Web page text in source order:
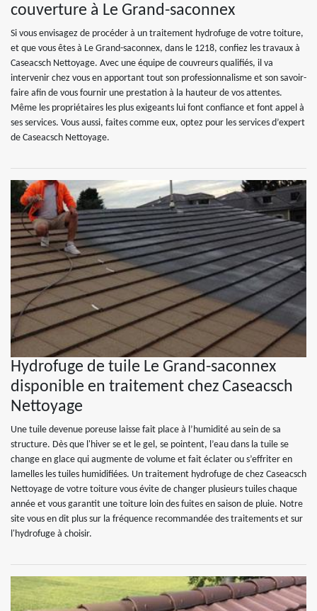
couverture à Le Grand-saconnex
Si vous envisagez de procéder à un traitement hydrofuge de votre toiture,
et que vous êtes à Le Grand-saconnex, dans le 1218, confiez les travaux à
Caseacsch Nettoyage. Avec une équipe de couvreurs qualifiés, il va
intervenir chez vous en apportant tout son professionnalisme et son savoir-
faire afin de vous fournir une prestation à la hauteur de vos attentes.
Même les propriétaires les plus exigeants lui font confiance et font appel à
ses services. Vous aussi, faites comme eux, optez pour les services d’expert
de Caseacsch Nettoyage.
Hydrofuge de tuile Le Grand-saconnex
disponible en traitement chez Caseacsch
Nettoyage
Une tuile devenue poreuse laisse fait place à l’humidité au sein de sa
structure. Dès que l'hiver se et le gel, se pointent, l’eau dans la tuile se
change en glace qui augmente de volume et fait éclater ou s’effriter en
lamelles les tuiles humidifiées. Un traitement hydrofuge de chez Caseacsch
Nettoyage de votre toiture vous évite de changer plusieurs tuiles chaque
année et vous garantit une toiture loin des fuites en saison de pluie. Notre
site vous en dit plus sur la fréquence recommandée des traitements et sur
l'hydrofuge à choisir.